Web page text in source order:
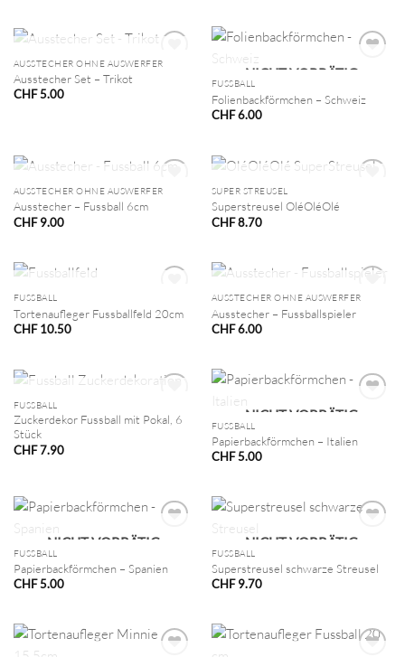
NICHT VORRÄTIG
AUSSTECHER OHNE AUSWERFER
Ausstecher Set – Trikot
CHF5.00
NICHT VORRÄTIG
FUSSBALL
Folienbackförmchen – Schweiz
CHF6.00
NICHT VORRÄTIG
AUSSTECHER OHNE AUSWERFER
Ausstecher – Fussball 6cm
CHF9.00
NICHT VORRÄTIG
SUPER STREUSEL
Superstreusel OléOléOlé
CHF8.70
NICHT VORRÄTIG
FUSSBALL
Tortenaufleger Fussballfeld 20cm
CHF10.50
NICHT VORRÄTIG
AUSSTECHER OHNE AUSWERFER
Ausstecher – Fussballspieler
CHF6.00
NICHT VORRÄTIG
FUSSBALL
Zuckerdekor Fussball mit Pokal, 6
Stück
CHF7.90
NICHT VORRÄTIG
FUSSBALL
Papierbackförmchen – Italien
CHF5.00
NICHT VORRÄTIG
FUSSBALL
Papierbackförmchen – Spanien
CHF5.00
NICHT VORRÄTIG
FUSSBALL
Superstreusel schwarze Streusel
CHF9.70